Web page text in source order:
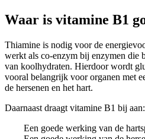
Waar is vitamine B1
Thiamine is nodig voor de
werkt als co-enzym bij enzymen die
van koolhydraten. Hierdoor wordt
vooral belangrijk voor organen met
de hersenen en het hart.
Daarnaast draagt vitamine B1 bij aan:
Een goede werking van de